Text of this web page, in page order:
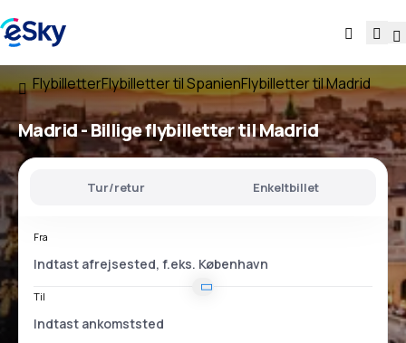
FlybilletterFlybilletter til SpanienFlybilletter til Madrid
Madrid - Billige flybilletter til Madrid
Tur/retur Enkeltbillet
Fra
Til